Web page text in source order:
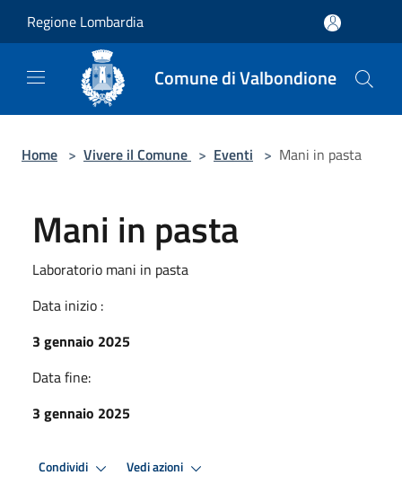
Regione Lombardia
Comune di Valbondione
Home > Vivere il Comune > Eventi > Mani in pasta
Mani in pasta
Laboratorio mani in pasta
Data inizio :
3 gennaio 2025
Data fine:
3 gennaio 2025
Condividi Vedi azioni